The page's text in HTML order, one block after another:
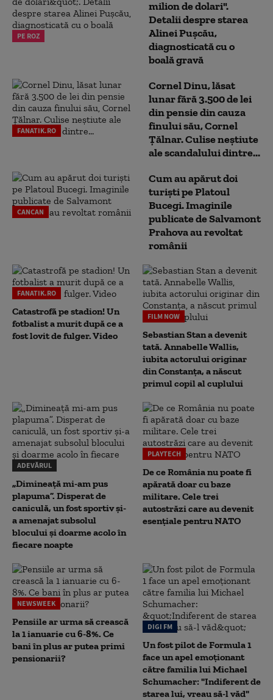
PE ROZ
milion de dolari".
Detalii despre starea
Alinei Pușcău,
diagnosticată cu o
boală gravă
FANATIK.RO
Cornel Dinu, lăsat
lunar fără 3.500 de lei
din pensie din cauza
finului său, Cornel
Țălnar. Culise neștiute
ale scandalului dintre...
CANCAN
Cum au apărut doi
turiști pe Platoul
Bucegi. Imaginile
publicate de Salvamont
Prahova au revoltat
românii
FANATIK.RO
Catastrofă pe stadion! Un
fotbalist a murit după ce a
fost lovit de fulger. Video
FILM NOW
Sebastian Stan a devenit
tată. Annabelle Wallis,
iubita actorului originar
din Constanța, a născut
primul copil al cuplului
ADEVĂRUL
„Dimineață mi-am pus
plapuma”. Disperat de
caniculă, un fost sportiv și-
a amenajat subsolul
blocului și doarme acolo în
fiecare noapte
PLAYTECH
De ce România nu poate fi
apărată doar cu baze
militare. Cele trei
autostrăzi care au devenit
esențiale pentru NATO
NEWSWEEK
Pensiile ar urma să crească
la 1 ianuarie cu 6-8%. Ce
bani în plus ar putea primi
pensionarii?
DIGI FM
Un fost pilot de Formula 1
face un apel emoționant
către familia lui Michael
Schumacher: "Indiferent de
starea lui, vreau să-l văd"